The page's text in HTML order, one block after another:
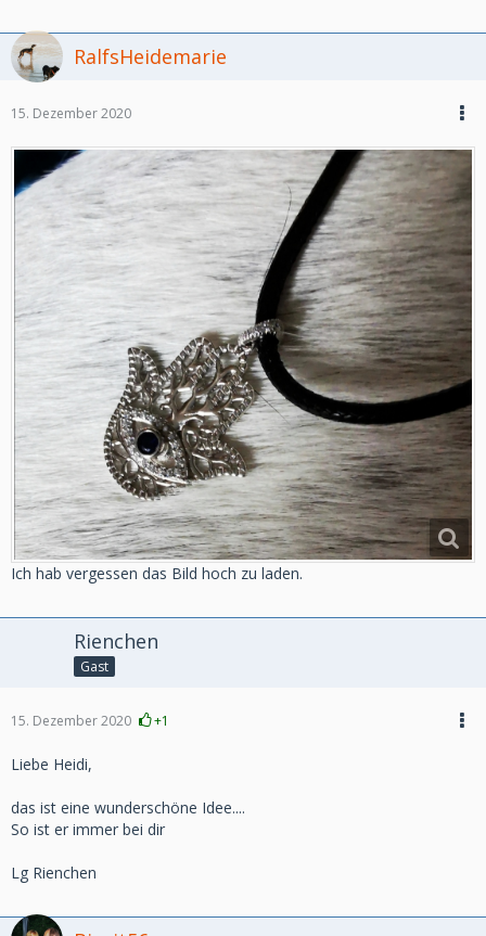
RalfsHeidemarie
15. Dezember 2020
Ich hab vergessen das Bild hoch zu laden.
Rienchen
Gast
15. Dezember 2020 +1
Liebe Heidi,
das ist eine wunderschöne Idee....
So ist er immer bei dir
Lg Rienchen